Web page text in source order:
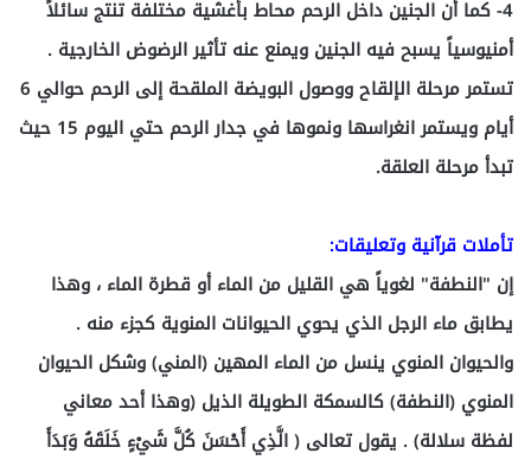
4- كما أن الجنين داخل الرحم محاط بأغشية مختلفة تنتج سائلاً
أمنيوسياً يسبح فيه الجنين ويمنع عنه تأثير الرضوض الخارجية .
تستمر مرحلة الإلقاح ووصول البويضة الملقحة إلى الرحم حوالي 6
أيام ويستمر انغراسها ونموها في جدار الرحم حتي اليوم 15 حيث
تبدأ مرحلة العلقة.
تأملات قرآنية وتعليقات:
إن "النطفة" لغوياً هي القليل من الماء أو قطرة الماء ، وهذا
يطابق ماء الرجل الذي يحوي الحيوانات المنوية كجزء منه .
والحيوان المنوي ينسل من الماء المهين (المني) وشكل الحيوان
المنوي (النطفة) كالسمكة الطويلة الذيل (وهذا أحد معاني
لفظة سلالة) . يقول تعالى ( الَّذِي أَحْسَنَ كُلَّ شَيْءٍ خَلَقَهُ وَبَدَأَ